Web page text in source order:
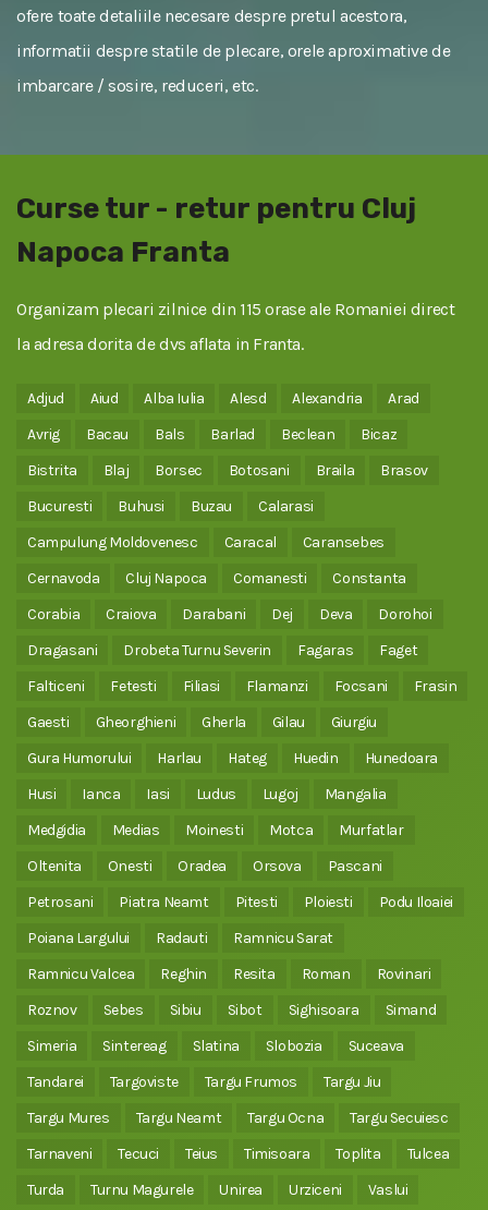
ofere toate detaliile necesare despre pretul acestora,
informatii despre statile de plecare, orele aproximative de
imbarcare / sosire, reduceri, etc.
Curse tur - retur pentru Cluj
Napoca Franta
Organizam plecari zilnice din 115 orase ale Romaniei direct
la adresa dorita de dvs aflata in Franta.
Adjud Aiud Alba Iulia Alesd Alexandria
Arad
Avrig
Bacau Bals Barlad Beclean
Bicaz
Bistrita
Blaj Borsec Botosani Braila
Brasov
Bucuresti
Buhusi Buzau
Calarasi
Campulung Moldovenesc
Caracal
Caransebes
Cernavoda
Cluj Napoca Comanesti
Constanta
Corabia
Craiova Darabani Dej Deva
Dorohoi
Dragasani
Drobeta Turnu Severin Fagaras
Faget
Falticeni
Fetesti Filiasi Flamanzi Focsani
Frasin
Gaesti
Gheorghieni Gherla Gilau
Giurgiu
Gura Humorului
Harlau Hateg Huedin
Hunedoara
Husi
Ianca Iasi Ludus Lugoj
Mangalia
Medgidia
Medias Moinesti Motca
Murfatlar
Oltenita
Onesti Oradea Orsova
Pascani
Petrosani
Piatra Neamt Pitesti Ploiesti
Podu Iloaiei
Poiana Largului
Radauti
Ramnicu Sarat
Ramnicu Valcea
Reghin Resita Roman
Rovinari
Roznov
Sebes Sibiu Sibot Sighisoara
Simand
Simeria
Sintereag Slatina Slobozia
Suceava
Tandarei
Targoviste Targu Frumos
Targu Jiu
Targu Mures
Targu Neamt Targu Ocna
Targu Secuiesc
Tarnaveni
Tecuci Teius Timisoara Toplita
Tulcea
Turda
Turnu Magurele Unirea Urziceni
Vaslui